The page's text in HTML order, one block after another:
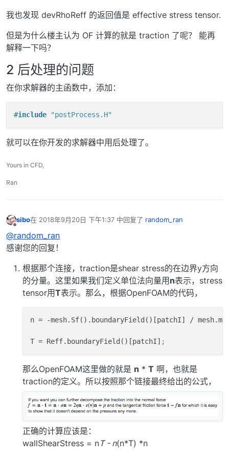
我也发现 devRhoReff 的返回值是 effective stress tensor.
但是为什么楼主认为 OF 计算的就是 traction 了呢？ 能再
解释一下吗？
2 后处理的问题
在你求解器的主函数中，添加：
#include "postProcess.H"
就可以在你开发的求解器中用后处理了。
Yours in CFD,
Ran
sibo在 2018年9月20日 下午1:37 中回复了 random_ran
最后由 编辑
@random_ran
感谢您的回复！
根据那个连接，traction是shear stress的在边界y方向
的分量。这里如果我们定义单位法向量用 n表示，stress
tensor用T表示。那么，根据OpenFOAM的代码，
n = -mesh.Sf().boundaryField()[patchI] /
T = Reff.boundaryField()[patchI] ;
那么OpenFOAM这里做的就是 n * T 啊，也就是
traction的定义。所以按照那个链接最终给出的公式，
正确的计算应该是：
wallShearStress = nT - n(n*T) *n